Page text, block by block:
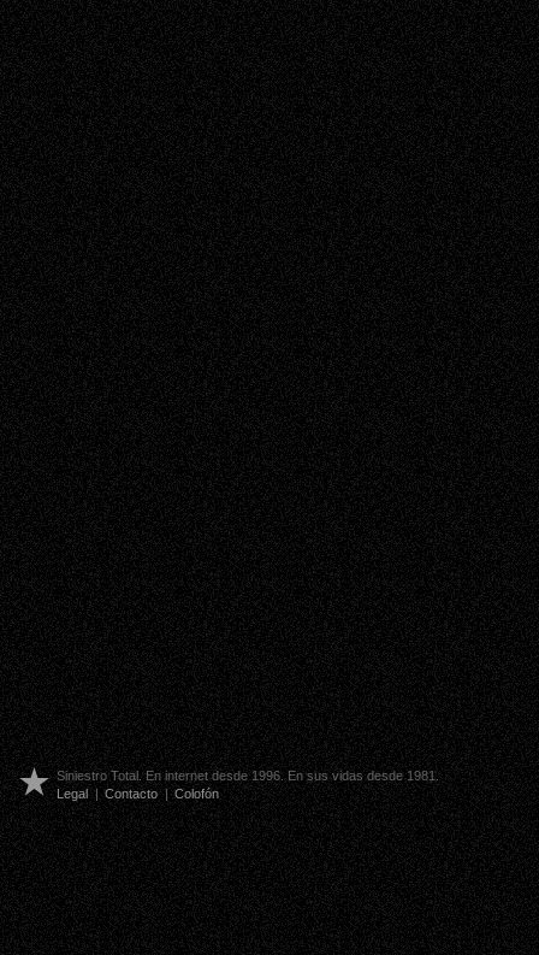
Siniestro Total. En internet desde 1996. En sus vidas desde 1981.
Legal | Contacto | Colofón